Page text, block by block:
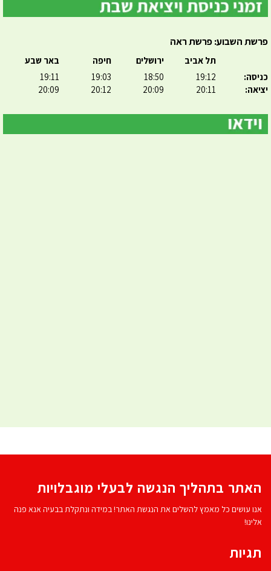
פרשת השבוע: פרשת ראה
כניסה:
יציאה:
תל אביב
19:12
20:11
ירושלים
18:50
20:09
חיפה
19:03
20:12
באר שבע
19:11
20:09
האתר בתהליך הנגשה לבעלי מוגבלויות
אנו עושים כל מאמץ להשלים את הנגשת האתר! במידה ונתקלת בבעיה אנא פנה
אלינו!
תגיות